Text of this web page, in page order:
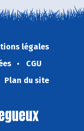
légales
CGU
Plan du site